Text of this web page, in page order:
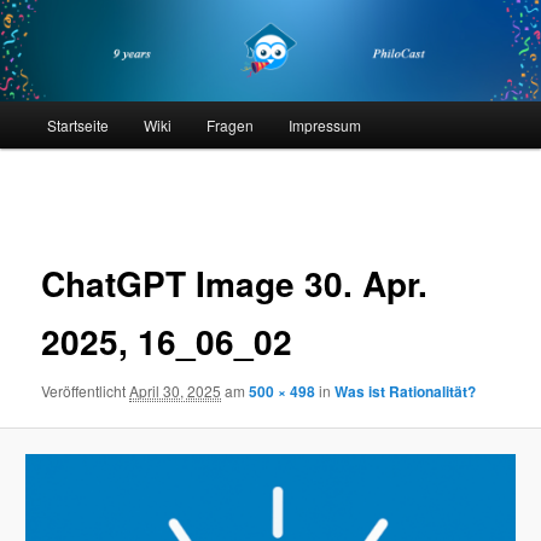
Zum
primären
Inhalt
springenphilocast
Startseite Wiki Fragen Impressum
ChatGPT Image 30. Apr.
2025, 16_06_02
VeröffentlichtApril 30, 2025 am500 × 498inWas ist Rationalität?